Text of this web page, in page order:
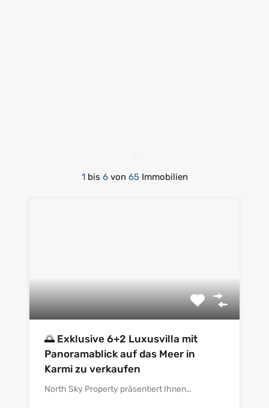
1 bis 6 von 65 Immobilien
🌅 Exklusive 6+2 Luxusvilla mit
Panoramablick auf das Meer in
Karmi zu verkaufen
North Sky Property präsentiert Ihnen…